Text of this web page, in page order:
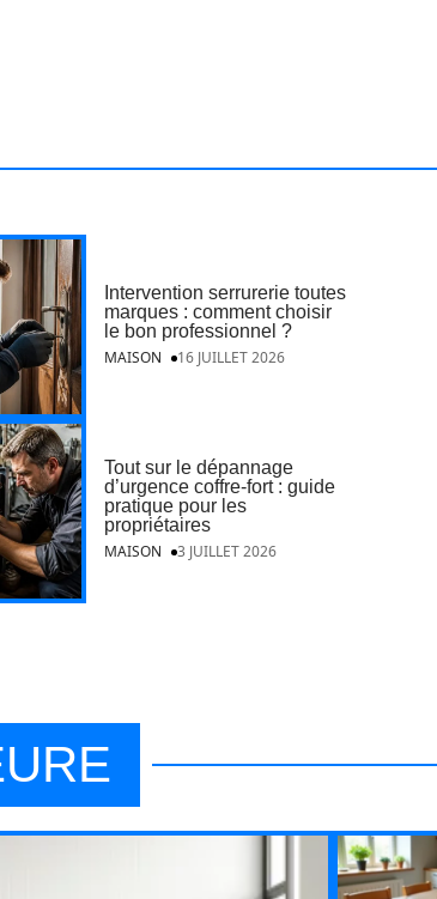
Intervention serrurerie toutes
marques : comment choisir
le bon professionnel ?
MAISON
16 JUILLET 2026
Tout sur le dépannage
d’urgence coffre-fort : guide
pratique pour les
propriétaires
MAISON
3 JUILLET 2026